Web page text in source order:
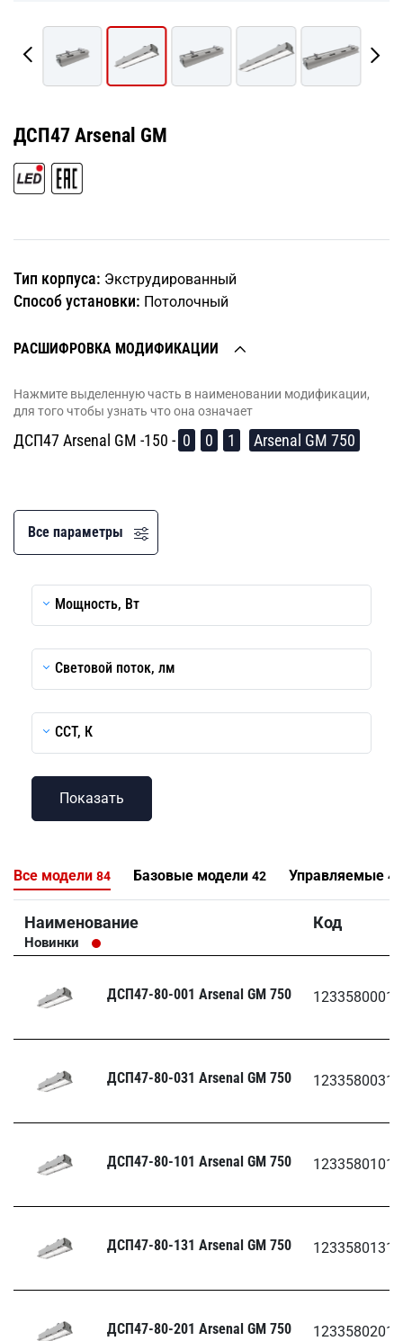
ДСП47 Arsenal GM
Тип корпуса: Экструдированный
Способ установки: Потолочный
РАСШИФРОВКА МОДИФИКАЦИИ
Нажмите выделенную часть в наименовании модификации,
для того чтобы узнать что она означает
ДСП47 Arsenal GM -150 - 0 0 1 Arsenal GM 750
Все параметры
Мощность, Вт
Световой поток, лм
CCT, К
Все модели 84 Базовые модели 42 Управляемые 42
Наименование
Новинки
Код
ДСП47-80-001 Arsenal GM 750
ДСП47-80-031 Arsenal GM 750
ДСП47-80-101 Arsenal GM 750
ДСП47-80-131 Arsenal GM 750
ДСП47-80-201 Arsenal GM 750